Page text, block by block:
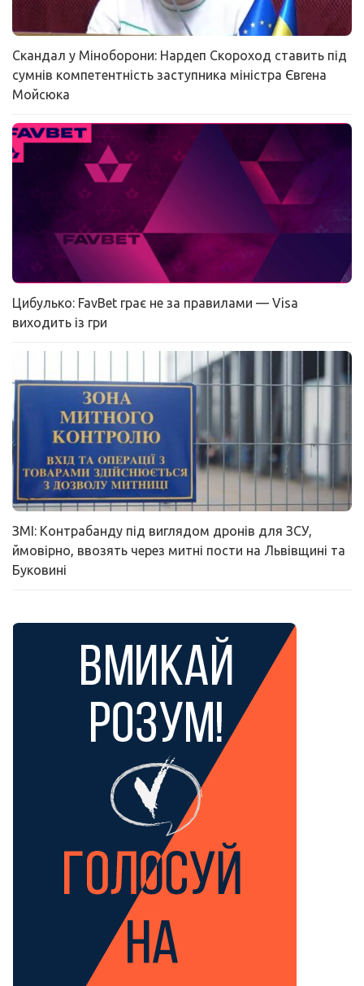
Скандал у Міноборони: Нардеп Скороход ставить під
сумнів компетентність заступника міністра Євгена
Мойсюка
Цибулько: FavBet грає не за правилами — Visa
виходить із гри
ЗМІ: Контрабанду під виглядом дронів для ЗСУ,
ймовірно, ввозять через митні пости на Львівщині та
Буковині